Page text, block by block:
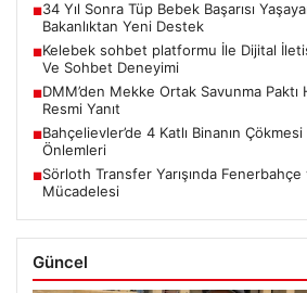
■34 Yıl Sonra Tüp Bebek Başarısı
Bakanlıktan Yeni Destek
■Kelebek sohbet platformu İle Dijital
Ve Sohbet Deneyimi
■DMM’den Mekke Ortak Savunma Paktı
Resmi Yanıt
■Bahçelievler’de 4 Katlı Binanın
Önlemleri
■Sörloth Transfer Yarışında
Mücadelesi
Güncel